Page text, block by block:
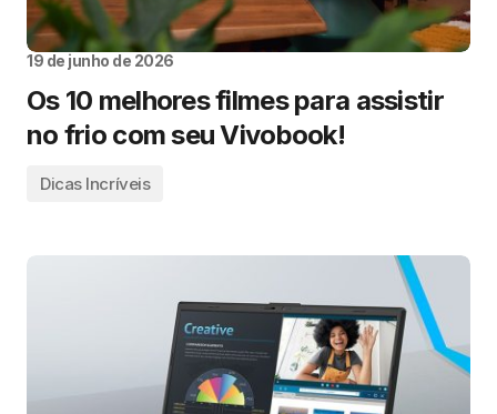
19 de junho de 2026
Os 10 melhores filmes para assistir
no frio com seu Vivobook!
Dicas Incríveis